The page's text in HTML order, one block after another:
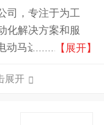
司，专注于为工
化解决方案和服
动马达和风扇。随
，公司将名称
扩展。
【展开】
展开